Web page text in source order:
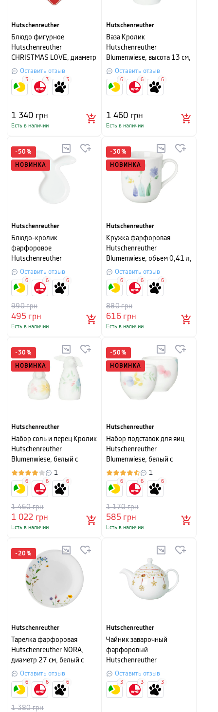
Hutschenreuther
Блюдо фигурное
Hutschenreuther
CHRISTMAS LOVE, диаметр
20 см, белый с красным
Оставить отзыв
1 340 грн
Есть в наличии
3 3 3
Hutschenreuther
Ваза Кролик
Hutschenreuther
Blumenwiese, высота 13 см,
белый с рисунком
Оставить отзыв
1 460 грн
Есть в наличии
6 6 6
-50 %
НОВИНКА
Hutschenreuther
Блюдо-кролик
фарфоровое
Hutschenreuther
Blumenwiese, 19х14 см,
белый
Оставить отзыв
495грн
990грн
Есть в наличии
6 6 6
-30 %
НОВИНКА
Hutschenreuther
Кружка фарфоровая
Hutschenreuther
Blumenwiese, объем 0,41 л,
белый с рисунком
Оставить отзыв
616грн
880грн
Есть в наличии
6 6 6
-30 %
НОВИНКА
Hutschenreuther
Набор соль и перец Кролик
Hutschenreuther
Blumenwiese, белый с
рисунком, 2 шт1
1 022 грн
1 460грн
Есть в наличии
6 6 6
-50 %
НОВИНКА
Hutschenreuther
Набор подставок для яиц
Hutschenreuther
Blumenwiese, белый с
рисунком, 2 шт1
585грн
1 170грн
Есть в наличии
6 6 6
-20 %
Hutschenreuther
Тарелка фарфоровая
Hutschenreuther NORA,
диаметр 27 см, белый с
рисунком
Оставить отзыв
1 380грн
6 6 6
Hutschenreuther
Чайник заварочный
фарфоровый
Hutschenreuther
CHRISTMAS LOVE, объем
0,7 л, белый с рисунком
Оставить отзыв
3 3 3